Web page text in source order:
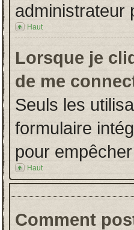
administrateur
Haut
Lorsque je
de me
Seuls les
formulaire
pour
Haut
Comment